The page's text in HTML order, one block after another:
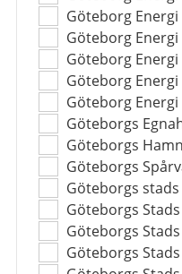
Göteborg
Göteborg Energi
Göteborg Energi
Göteborg
Göteborg Energi
Göteborgs
Göteborgs
Göteborgs
Göteborgs
Göteborgs
Göteborgs
Göteborgs